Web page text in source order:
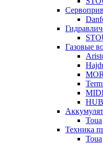
Газовые
Toua
Техника
Toua